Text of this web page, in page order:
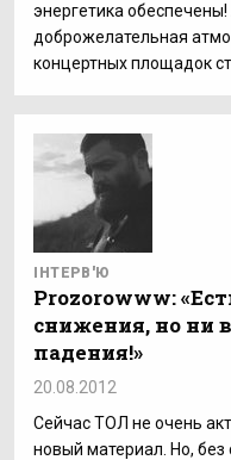
энергетика
доброжелательная
концертных площадок
ІНТЕРВ'Ю
Prozorowww:
снижения, но ни
падения!»
20.08.2012
Сейчас ТОЛ не очень
новый материал. Но,